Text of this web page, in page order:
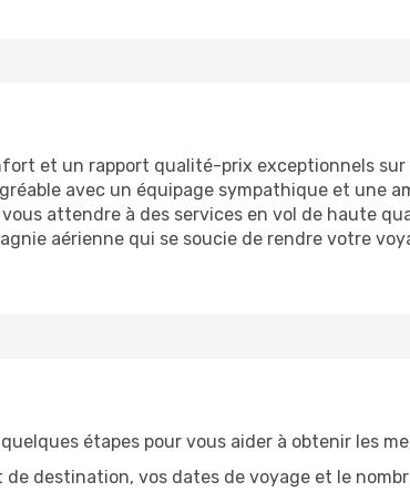
et un rapport qualité-prix exceptionnels sur
avec un équipage sympathique et une
attendre à des services en vol de haute
aérienne qui se soucie de rendre votre
étapes pour vous aider à obtenir les
destination, vos dates de voyage et le